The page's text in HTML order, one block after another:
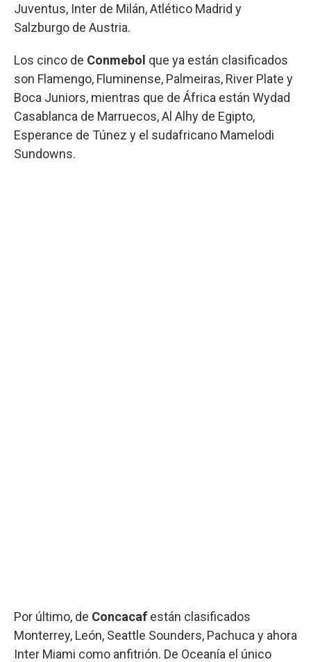
Juventus, Inter de Milán, Atlético Madrid y
Salzburgo de Austria.
Los cinco de Conmebol que ya están clasificados
son Flamengo, Fluminense, Palmeiras, River Plate y
Boca Juniors, mientras que de África están Wydad
Casablanca de Marruecos, Al Alhy de Egipto,
Esperance de Túnez y el sudafricano Mamelodi
Sundowns.
Por último, de Concacaf están clasificados
Monterrey, León, Seattle Sounders, Pachuca y ahora
Inter Miami como anfitrión. De Oceanía el único